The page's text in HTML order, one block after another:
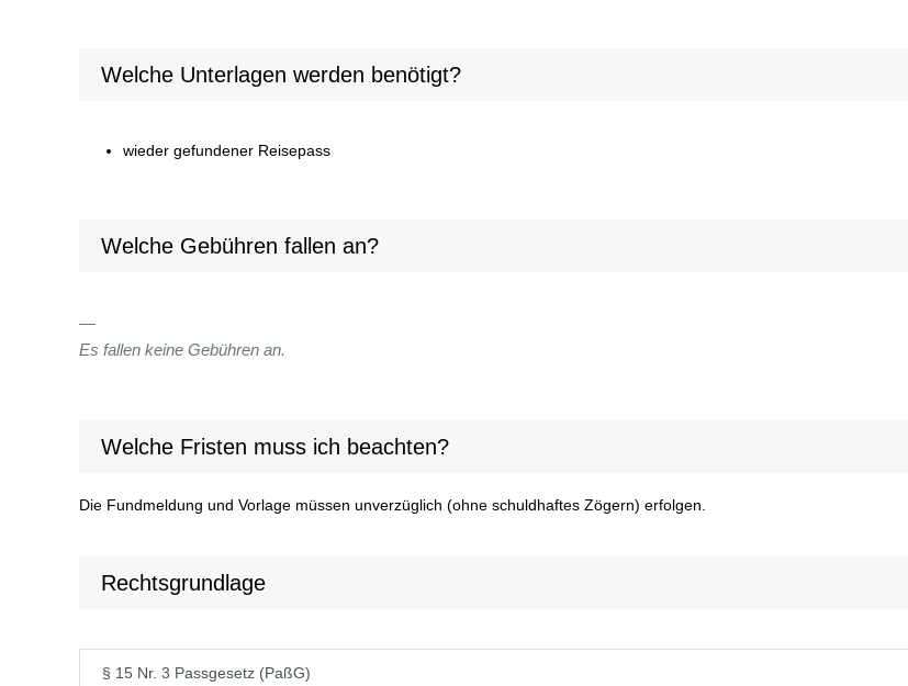
Welche Unterlagen werden benötigt?
wieder gefundener Reisepass
Welche Gebühren fallen an?
Es fallen keine Gebühren an.
Welche Fristen muss ich beachten?
Die Fundmeldung und Vorlage müssen unverzüglich (ohne schuldhaftes Zögern) erfolgen.
Rechtsgrundlage
§ 15 Nr. 3 Passgesetz (PaßG)